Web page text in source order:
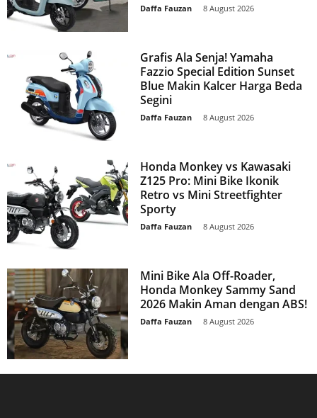
Daffa Fauzan 8 August 2026
Grafis Ala Senja! Yamaha
Fazzio Special Edition Sunset
Blue Makin Kalcer Harga Beda
Segini
Daffa Fauzan 8 August 2026
Honda Monkey vs Kawasaki
Z125 Pro: Mini Bike Ikonik
Retro vs Mini Streetfighter
Sporty
Daffa Fauzan 8 August 2026
Mini Bike Ala Off-Roader,
Honda Monkey Sammy Sand
2026 Makin Aman dengan ABS!
Daffa Fauzan 8 August 2026